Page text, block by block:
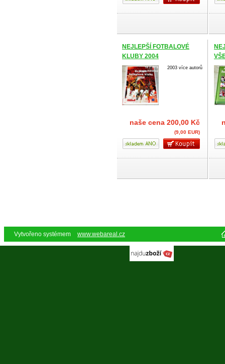
NEJLEPŠÍ FOTBALOVÉ
KLUBY 2004
2003 více autorů
naše cena 200,00 Kč
(9,00 EUR)
Vytvořeno systémem www.webareal.cz